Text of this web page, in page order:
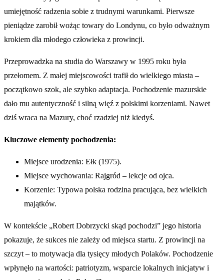
umiejętność radzenia sobie z trudnymi warunkami. Pierwsze
pieniądze zarobił wożąc towary do Londynu, co było odważnym
krokiem dla młodego człowieka z prowincji.
Przeprowadzka na studia do Warszawy w 1995 roku była
przełomem. Z małej miejscowości trafił do wielkiego miasta –
początkowo szok, ale szybko adaptacja. Pochodzenie mazurskie
dało mu autentyczność i silną więź z polskimi korzeniami. Nawet
dziś wraca na Mazury, choć rzadziej niż kiedyś.
Kluczowe elementy pochodzenia:
Miejsce urodzenia: Ełk (1975).
Miejsce wychowania: Rajgród – lekcje od ojca.
Korzenie: Typowa polska rodzina pracująca, bez wielkich
majątków.
W kontekście „Robert Dobrzycki skąd pochodzi” jego historia
pokazuje, że sukces nie zależy od miejsca startu. Z prowincji na
szczyt – to motywacja dla tysięcy młodych Polaków. Pochodzenie
wpłynęło na wartości: patriotyzm, wsparcie lokalnych inicjatyw i